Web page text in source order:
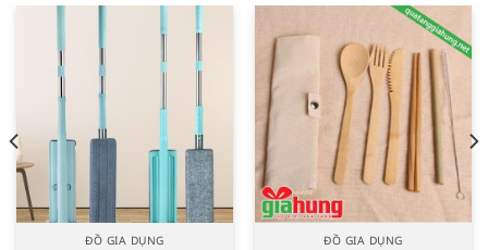
ĐỒ GIA DỤNG ĐỒ GIA DỤNG